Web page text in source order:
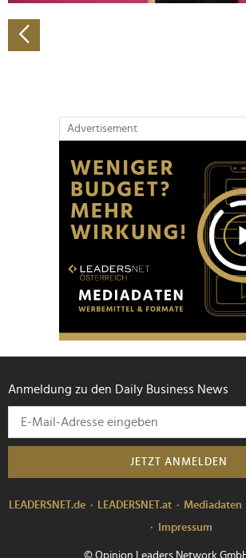
haben oder die sie im Rahmen Ihrer
gesammelt haben.
Advertisement
Anmeldung zu den Daily Business News
JETZT ANMELDEN
LEADERSNET.de LEADERSNET.at Mediadaten
Impressum